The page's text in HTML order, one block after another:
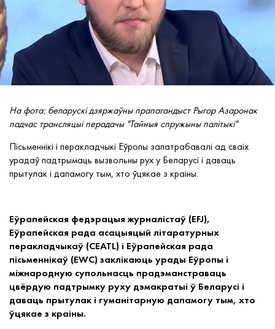
На фота: беларускі дзяржаўны прапагандыст Рыгор Азаронак
падчас трансляцыі перадачы "Тайныя спружыны палітыкі"
Пісьменнікі і перакладчыкі Еўропы запатрабавалі ад сваіх
урадаў падтрымаць вызвольны рух у Беларусі і даваць
прытулак і дапамогу тым, хто ўцякае з краіны.
Еўрапейская федэрацыя журналістаў (EFJ),
Еўрапейская рада асацыяцый літаратурных
перакладчыкаў (CEATL) і Еўрапейская рада
пісьменнікаў (EWC) заклікаюць урады Еўропы і
міжнародную супольнасць прадэманстраваць
цвёрдую падтрымку руху дэмакратыі ў Беларусі і
даваць прытулак і гуманітарную дапамогу тым, хто
ўцякае з краіны.